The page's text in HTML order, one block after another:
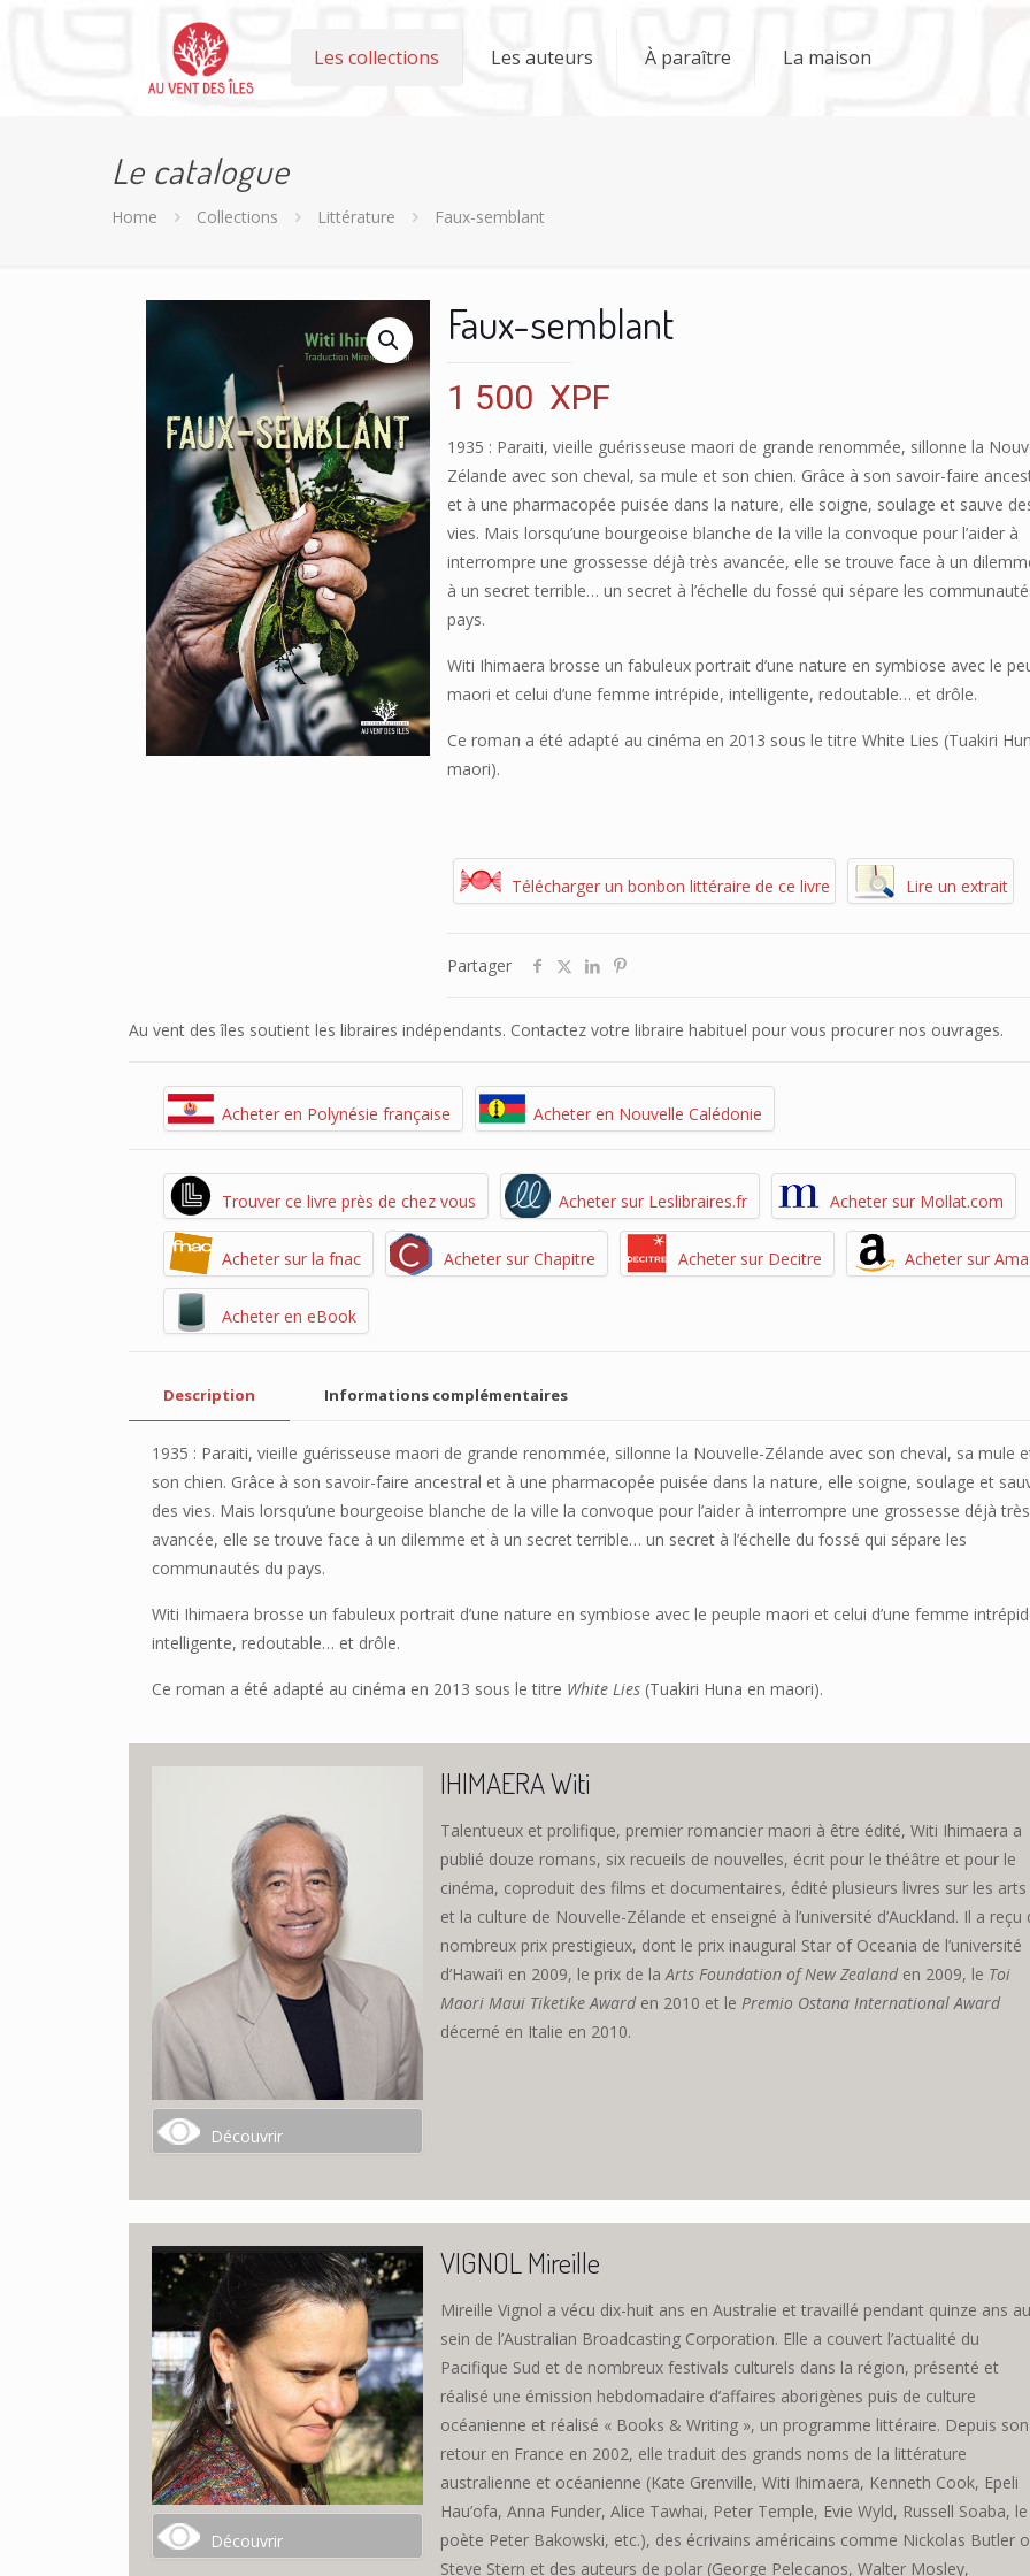
Les collections Les auteurs À paraître La maison
Le catalogue
Home Collections Littérature Faux-semblant
Faux-semblant
1 500 XPF
1935 : Paraiti, vieille guérisseuse maori de grande renommée, sillonne la
Zélande avec son cheval, sa mule et son chien. Grâce à son savoir-faire
et à une pharmacopée puisée dans la nature, elle soigne, soulage et sauve
vies. Mais lorsqu’une bourgeoise blanche de la ville la convoque pour l’aider à
interrompre une grossesse déjà très avancée, elle se trouve face à un
à un secret terrible… un secret à l’échelle du fossé qui sépare les
pays.
Witi Ihimaera brosse un fabuleux portrait d’une nature en symbiose avec le
maori et celui d’une femme intrépide, intelligente, redoutable… et drôle.
Ce roman a été adapté au cinéma en 2013 sous le titre White Lies (Tuakiri
maori).
Télécharger un bonbon littéraire de ce livre Lire un extrait
Partager
Au vent des îles soutient les libraires indépendants. Contactez votre libraire habituel pour vous procurer nos ouvrages.
Acheter en Polynésie française Acheter en Nouvelle Calédonie
Trouver ce livre près de chez vous Acheter sur Leslibraires.fr Acheter sur Mollat.com
Acheter sur la fnac Acheter sur Chapitre Acheter sur Decitre Acheter sur
Acheter en eBook
Description Informations complémentaires
1935 : Paraiti, vieille guérisseuse maori de grande renommée, sillonne la Nouvelle-Zélande avec son cheval, sa mule
son chien. Grâce à son savoir-faire ancestral et à une pharmacopée puisée dans la nature, elle soigne, soulage et
des vies. Mais lorsqu’une bourgeoise blanche de la ville la convoque pour l’aider à interrompre une grossesse déjà très
avancée, elle se trouve face à un dilemme et à un secret terrible… un secret à l’échelle du fossé qui sépare les
communautés du pays.
Witi Ihimaera brosse un fabuleux portrait d’une nature en symbiose avec le peuple maori et celui d’une femme
intelligente, redoutable… et drôle.
Ce roman a été adapté au cinéma en 2013 sous le titre White Lies (Tuakiri Huna en maori).
Découvrir
IHIMAERA Witi
Talentueux et prolifique, premier romancier maori à être édité, Witi Ihimaera a
publié douze romans, six recueils de nouvelles, écrit pour le théâtre et pour le
cinéma, coproduit des films et documentaires, édité plusieurs livres sur les arts
et la culture de Nouvelle-Zélande et enseigné à l’université d’Auckland. Il a reçu
nombreux prix prestigieux, dont le prix inaugural Star of Oceania de l’université
d’Hawai’i en 2009, le prix de laArts Foundation of New Zealanden 2009, le Toi
Maori Maui Tiketike Awarden 2010 et le Premio Ostana International Award
décerné en Italie en 2010.
Découvrir
VIGNOL Mireille
Mireille Vignol a vécu dix-huit ans en Australie et travaillé pendant quinze ans au
sein de l’Australian Broadcasting Corporation. Elle a couvert l’actualité du
Pacifique Sud et de nombreux festivals culturels dans la région, présenté et
réalisé une émission hebdomadaire d’affaires aborigènes puis de culture
océanienne et réalisé « Books & Writing », un programme littéraire. Depuis son
retour en France en 2002, elle traduit des grands noms de la littérature
australienne et océanienne (Kate Grenville, Witi Ihimaera, Kenneth Cook, Epeli
Hau’ofa, Anna Funder, Alice Tawhai, Peter Temple, Evie Wyld, Russell Soaba, le
poète Peter Bakowski, etc.), des écrivains américains comme Nickolas Butler
Steve Stern et des auteurs de polar (George Pelecanos, Walter Mosley,